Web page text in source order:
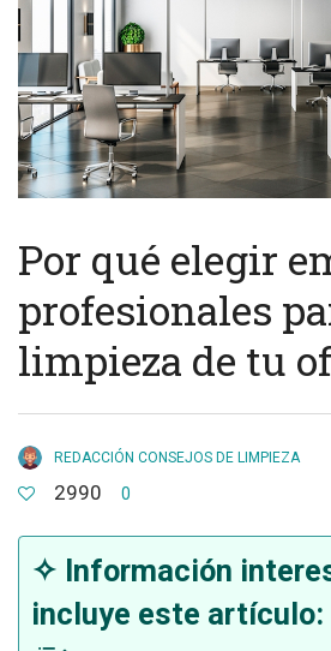
Por qué elegir
profesionales
limpieza de tu
REDACCIÓN CONSEJOS DE LIMPIEZA
2990 0
✧ Información
incluye este artículo: